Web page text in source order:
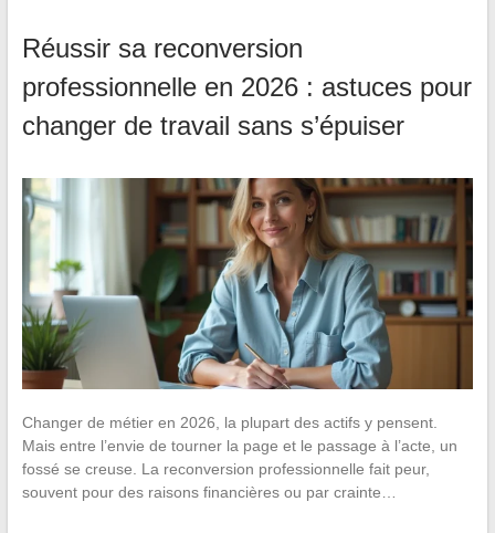
Réussir sa reconversion
professionnelle en 2026 : astuces pour
changer de travail sans s’épuiser
Changer de métier en 2026, la plupart des actifs y pensent.
Mais entre l’envie de tourner la page et le passage à l’acte, un
fossé se creuse. La reconversion professionnelle fait peur,
souvent pour des raisons financières ou par crainte…